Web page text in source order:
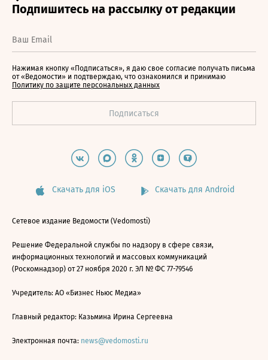
Нажимая кнопку «Подписаться», я даю свое согласие получать письма
от «Ведомости» и подтверждаю, что ознакомился и принимаю
Политику по защите персональных данных
Скачать для iOS Скачать для Android
Сетевое издание Ведомости (Vedomosti)
Решение Федеральной службы по надзору в сфере связи,
информационных технологий и массовых коммуникаций
(Роскомнадзор) от 27 ноября 2020 г. ЭЛ № ФС 77-79546
Учредитель: АО «Бизнес Ньюс Медиа»
Главный редактор: Казьмина Ирина Сергеевна
Электронная почта: news@vedomosti.ru